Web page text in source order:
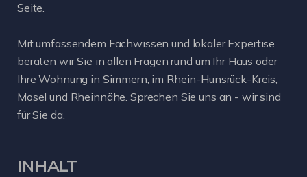
Seite.
Mit umfassendem Fachwissen und lokaler Expertise
beraten wir Sie in allen Fragen rund um Ihr Haus oder
Ihre Wohnung in Simmern, im Rhein-Hunsrück-Kreis,
Mosel und Rheinnähe. Sprechen Sie uns an - wir sind
für Sie da.
INHALT